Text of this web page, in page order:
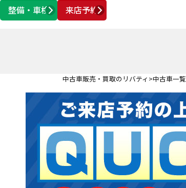
整備・車検
来店予約
営業時間 AM10:00 ～ PM6:00
中古車販売・買取のリバティ 中古車一覧